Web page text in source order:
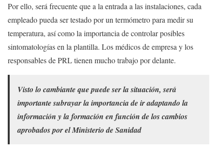
Por ello, será frecuente que a la entrada a las instalaciones, cada
empleado pueda ser testado por un termómetro para medir su
temperatura, así como la importancia de controlar posibles
sintomatologías en la plantilla. Los médicos de empresa y los
responsables de PRL tienen mucho trabajo por delante.
Visto lo cambiante que puede ser la situación, será
importante subrayar la importancia de ir adaptando la
información y la formación en función de los cambios
aprobados por el Ministerio de Sanidad